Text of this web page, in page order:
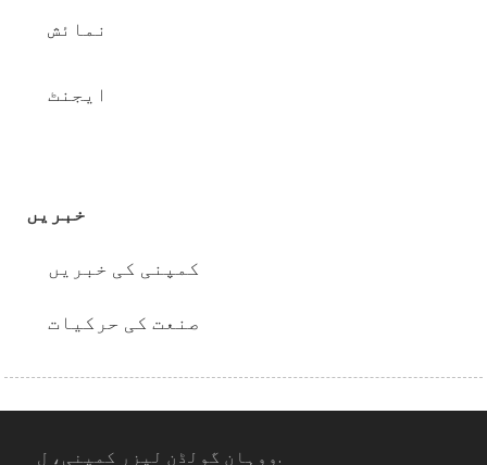
نمائش
ایجنٹ
خبریں
کمپنی کی خبریں
صنعت کی حرکیات
ووہان گولڈن لیزر کمپنی، ل.